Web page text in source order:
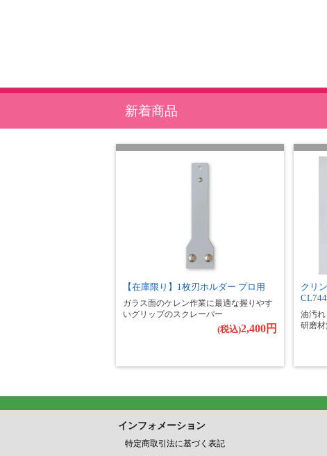
新着商品
【在庫限り】1枚刃ホルダー プロ用
ガラス面のケレン作業に最適な握りやす
いグリップのスクレーパー
(税込)2,400円
クリ
油汚
研磨
インフォメーション
特定商取引法に基づく表記